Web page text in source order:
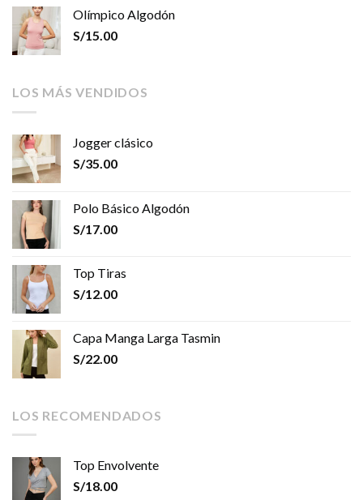
Olímpico Algodón
S/15.00
LOS MÁS VENDIDOS
Jogger clásico
S/35.00
Polo Básico Algodón
S/17.00
Top Tiras
S/12.00
Capa Manga Larga Tasmin
S/22.00
LOS RECOMENDADOS
Top Envolvente
S/18.00